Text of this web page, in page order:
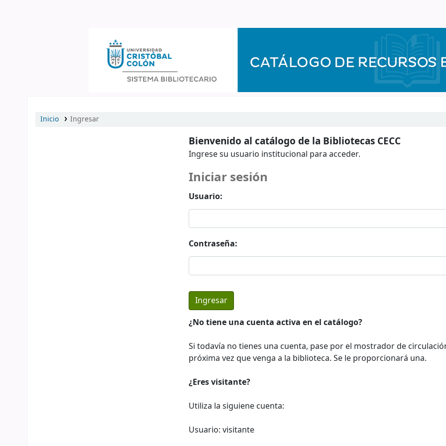
Inicio Ingresar
Bienvenido al catálogo de la Bibliotecas CECC
Ingrese su usuario institucional para acceder.
Iniciar sesión
Usuario:
Contraseña:
¿No tiene una cuenta activa en el catálogo?
Si todavía no tienes una cuenta, pase por el mostrador de
próxima vez que venga a la biblioteca. Se le proporcionará una.
¿Eres visitante?
Utiliza la siguiene cuenta:
Usuario: visitante